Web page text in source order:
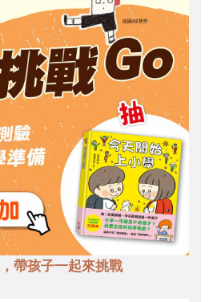
帶孩子一起來挑戰